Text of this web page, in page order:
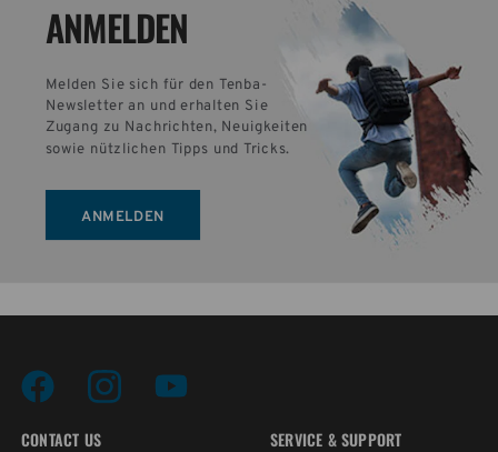
ANMELDEN
Melden Sie sich für den Tenba-
Newsletter an und erhalten Sie
Zugang zu Nachrichten, Neuigkeiten
sowie nützlichen Tipps und Tricks.
ANMELDEN
CONTACT US SERVICE & SUPPORT